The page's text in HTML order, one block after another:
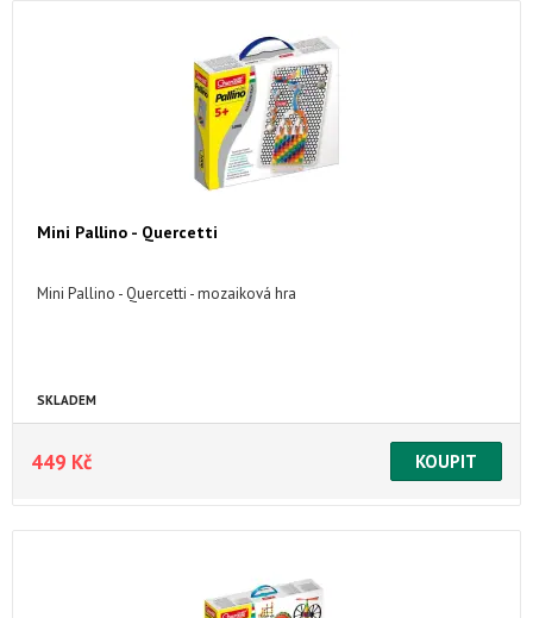
Mini Pallino - Quercetti
Mini Pallino - Quercetti - mozaiková hra
SKLADEM
449 Kč